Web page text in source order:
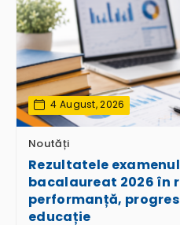
4 August, 2026
Noutăți
Rezultatele
bacalaureat 2026 în
performanță,
educație